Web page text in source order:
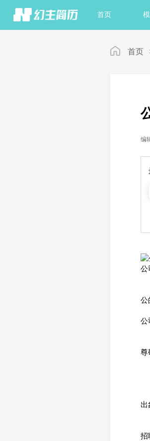
首页
首页
编
公
公
公
尊
出
招